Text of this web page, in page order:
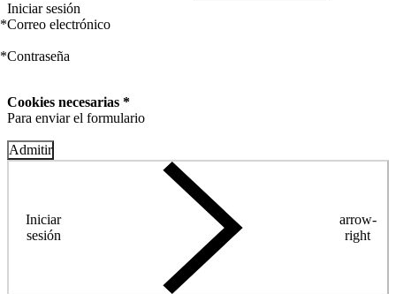
Iniciar sesión
*Correo electrónico
*Contraseña
Cookies necesarias *
Para enviar el formulario
Admitir
Iniciar
sesión
arrow-
right